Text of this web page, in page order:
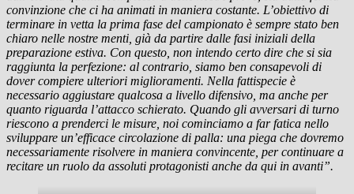
convinzione che ci ha animati in maniera costante. L’obiettivo di
terminare in vetta la prima fase del campionato è sempre stato ben
chiaro nelle nostre menti, già da partire dalle fasi iniziali della
preparazione estiva. Con questo, non intendo certo dire che si sia
raggiunta la perfezione: al contrario, siamo ben consapevoli di
dover compiere ulteriori miglioramenti. Nella fattispecie è
necessario aggiustare qualcosa a livello difensivo, ma anche per
quanto riguarda l’attacco schierato. Quando gli avversari di turno
riescono a prenderci le misure, noi cominciamo a far fatica nello
sviluppare un’efficace circolazione di palla: una piega che dovremo
necessariamente risolvere in maniera convincente, per continuare a
recitare un ruolo da assoluti protagonisti anche da qui in avanti”.